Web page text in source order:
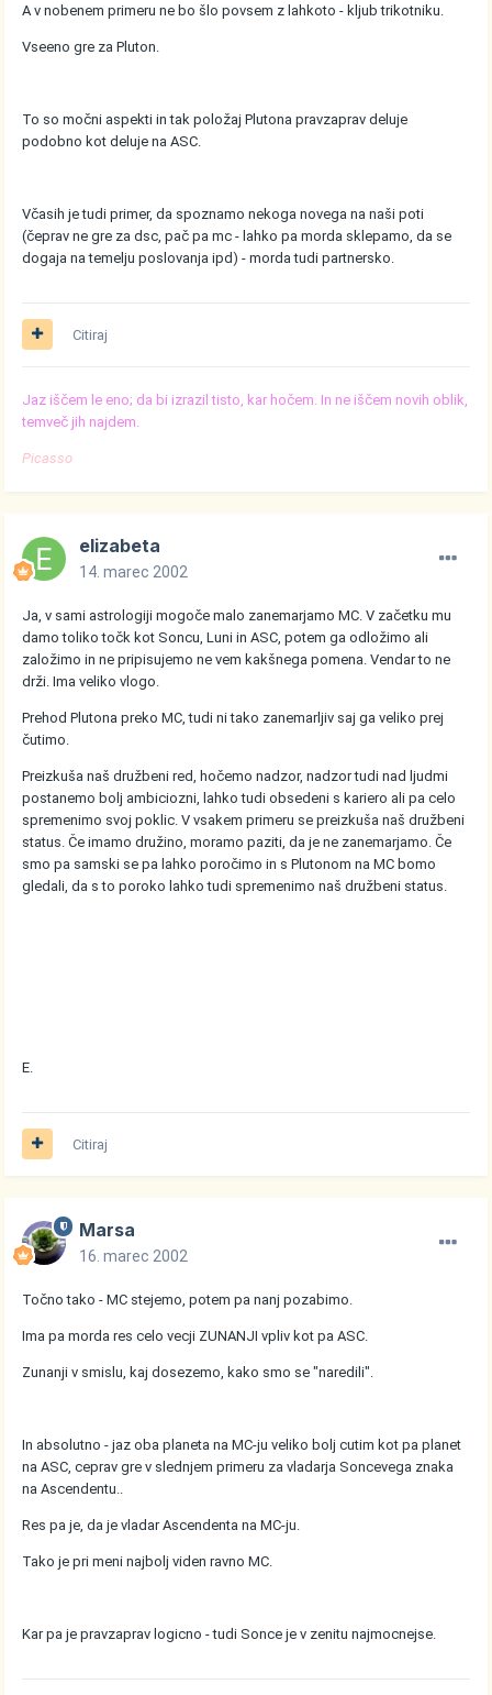
A v nobenem primeru ne bo šlo povsem z lahkoto - kljub trikotniku.
Vseeno gre za Pluton.
To so močni aspekti in tak položaj Plutona pravzaprav deluje
podobno kot deluje na ASC.
Včasih je tudi primer, da spoznamo nekoga novega na naši poti
(čeprav ne gre za dsc, pač pa mc - lahko pa morda sklepamo, da se
dogaja na temelju poslovanja ipd) - morda tudi partnersko.
Citiraj
Jaz iščem le eno; da bi izrazil tisto, kar hočem. In ne iščem novih oblik,
temveč jih najdem.
Picasso
elizabeta
14. marec 2002
Ja, v sami astrologiji mogoče malo zanemarjamo MC. V začetku mu
damo toliko točk kot Soncu, Luni in ASC, potem ga odložimo ali
založimo in ne pripisujemo ne vem kakšnega pomena. Vendar to ne
drži. Ima veliko vlogo.
Prehod Plutona preko MC, tudi ni tako zanemarljiv saj ga veliko prej
čutimo.
Preizkuša naš družbeni red, hočemo nadzor, nadzor tudi nad ljudmi
postanemo bolj ambiciozni, lahko tudi obsedeni s kariero ali pa celo
spremenimo svoj poklic. V vsakem primeru se preizkuša naš družbeni
status. Če imamo družino, moramo paziti, da je ne zanemarjamo. Če
smo pa samski se pa lahko poročimo in s Plutonom na MC bomo
gledali, da s to poroko lahko tudi spremenimo naš družbeni status.
E.
Citiraj
Marsa
16. marec 2002
Točno tako - MC stejemo, potem pa nanj pozabimo.
Ima pa morda res celo vecji ZUNANJI vpliv kot pa ASC.
Zunanji v smislu, kaj dosezemo, kako smo se "naredili".
In absolutno - jaz oba planeta na MC-ju veliko bolj cutim kot pa planet
na ASC, ceprav gre v slednjem primeru za vladarja Soncevega znaka
na Ascendentu..
Res pa je, da je vladar Ascendenta na MC-ju.
Tako je pri meni najbolj viden ravno MC.
Kar pa je pravzaprav logicno - tudi Sonce je v zenitu najmocnejse.